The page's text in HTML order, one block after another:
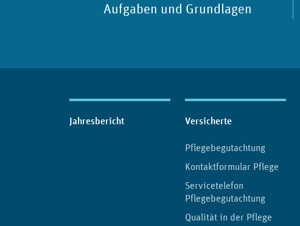
Aufgaben und Grundlagen
Inhaltsübersicht
Jahresbericht Versicherte
Pflegebegutachtung
Kontaktformular Pflege
Servicetelefon
Pflegebegutachtung
Qualität in der Pflege